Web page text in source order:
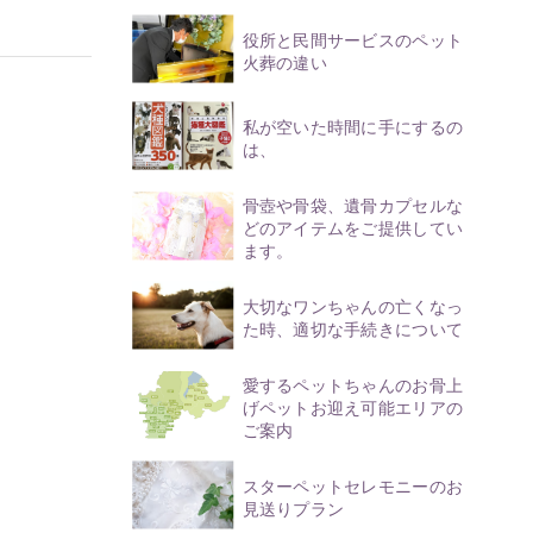
役所と民間サービスのペット
火葬の違い
私が空いた時間に手にするの
は、
骨壺や骨袋、遺骨カプセルな
どのアイテムをご提供してい
ます。
大切なワンちゃんの亡くなっ
た時、適切な手続きについて
愛するペットちゃんのお骨上
げペットお迎え可能エリアの
ご案内
スターペットセレモニーのお
見送りプラン